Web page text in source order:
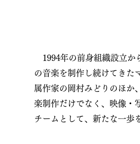
1994年の前身組織設立か
の音楽を制作し続けてきた
属作家の岡村みどりのほか
楽制作だけでなく、映像・
チームとして、新たな一歩